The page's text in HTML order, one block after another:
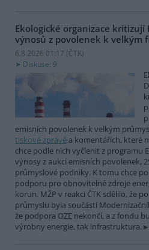
Ekologické organizace kritizují
výnosů z povolenek k velkým
6.8.2026 01:17 (ČTK)
Diskuse: 9
emisních povolenek k velkým
tiskové zprávě a komentářích, které
chce podle nich vyčlenit z programu
výnosy z aukcí emisních povolenek,
průmyslové podniky. K tomu chce
podporu pro obnovitelné zdroje
korun. MŽP v reakci ČTK sdělilo, že
průmyslu byla součástí
že podpora OZE nekončí, a z fondu
výrobny energie, tak infrastruktura.